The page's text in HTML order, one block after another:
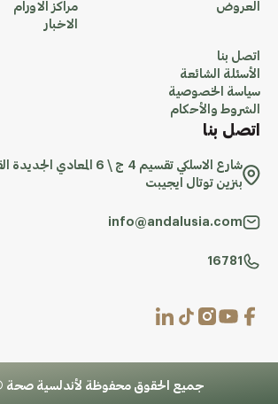
العروض
مراكز الاورام
الاخبار
اتصل بنا
الأسئلة الشائعة
سياسة الخصوصية
الشروط والأحكام
اتصل بنا
شارع الاسلكي تقسيم 4 ج \ 6
بنزين توتال ايجيبت
info@andalusia.com
16781
جميع الحقوق محفوظة لأندلسية صحة ©